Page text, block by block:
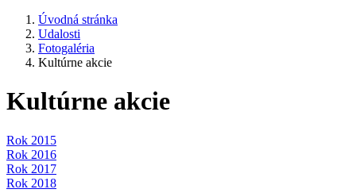
Úvodná stránka
Udalosti
Fotogaléria
Kultúrne akcie
Kultúrne akcie
Rok 2015
Rok 2016
Rok 2017
Rok 2018